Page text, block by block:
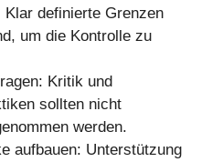
definierte Grenzen
um die Kontrolle zu
Kritik und
sollten nicht
werden.
aufbauen: Unterstützung